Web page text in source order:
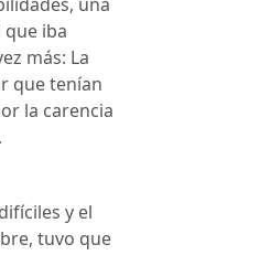
iba
más: La
que tenían
la carencia
y el
tuvo que